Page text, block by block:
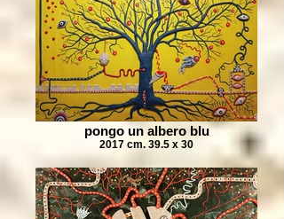
pongo un albero blu
2017 cm. 39.5 x 30